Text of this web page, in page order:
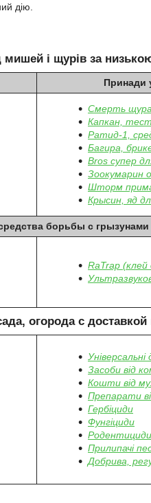
дію.
мишей і щурів за
Принади
Смерть
Капкан,
Ратид-1,
Багира,
Bros супер
Зоокумарин
Шторм
Крысин, яд
борьбы с грызунами
RaTrap
огорода с доставкой
Засоби від
Кошти від
Препарати
Гербіциди
Фунгіциди
Родентициди
Прилипачі
Добрива,